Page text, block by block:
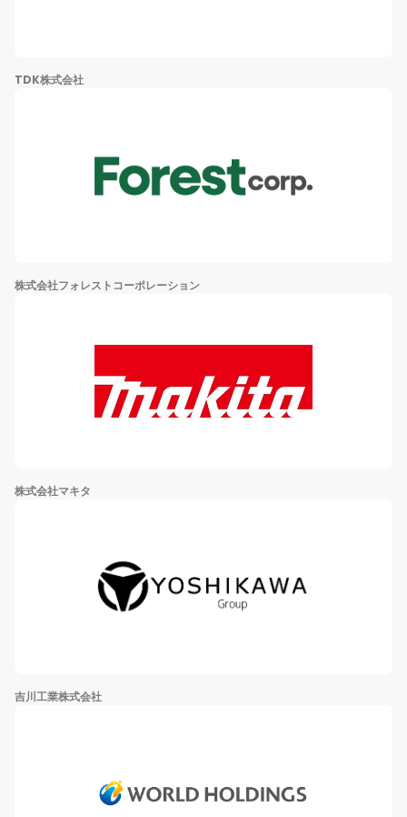
TDK株式会社
株式会社フォレストコーポレーション
株式会社マキタ
吉川工業株式会社